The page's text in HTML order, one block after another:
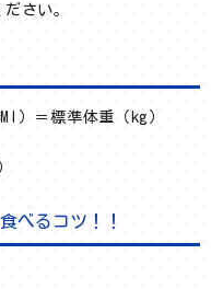
さい。
）＝標準体重（kg）
べるコツ！！